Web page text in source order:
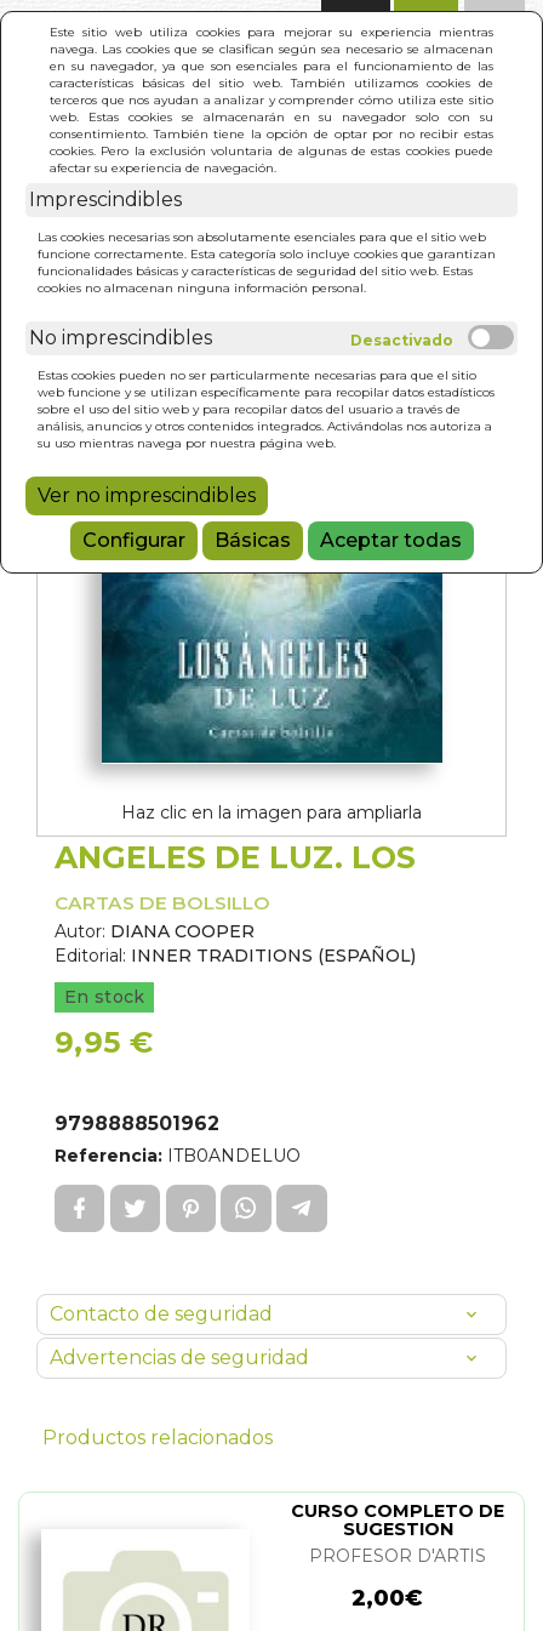
Este sitio web utiliza cookies para mejorar su experiencia mientras
navega. Las cookies que se clasifican según sea necesario se almacenan
en su navegador, ya que son esenciales para el funcionamiento de las
características básicas del sitio web. También utilizamos cookies de
terceros que nos ayudan a analizar y comprender cómo utiliza este sitio
web. Estas cookies se almacenarán en su navegador solo con su
consentimiento. También tiene la opción de optar por no recibir estas
cookies. Pero la exclusión voluntaria de algunas de estas cookies puede
afectar su experiencia de navegación.
Imprescindibles
Las cookies necesarias son absolutamente esenciales para que el sitio web
funcione correctamente. Esta categoría solo incluye cookies que garantizan
funcionalidades básicas y características de seguridad del sitio web. Estas
cookies no almacenan ninguna información personal.
No imprescindibles
Estas cookies pueden no ser particularmente necesarias para que el sitio
web funcione y se utilizan específicamente para recopilar datos estadísticos
sobre el uso del sitio web y para recopilar datos del usuario a través de
análisis, anuncios y otros contenidos integrados. Activándolas nos autoriza a
su uso mientras navega por nuestra página web.
Ver no imprescindibles
Configurar
Básicas Aceptar todas
INICIO > ANGELES DE LUZ. LOS
Haz clic en la imagen para ampliarla
ANGELES DE LUZ. LOS
CARTAS DE BOLSILLO
Autor: DIANA COOPER
Editorial: INNER TRADITIONS (ESPAÑOL)
En stock
9,95 €
9798888501962
Referencia: ITB0ANDELUO
Contacto de seguridad
Advertencias de seguridad
Productos relacionados
CURSO COMPLETO DE
SUGESTION
PROFESOR D'ARTIS
2,00€